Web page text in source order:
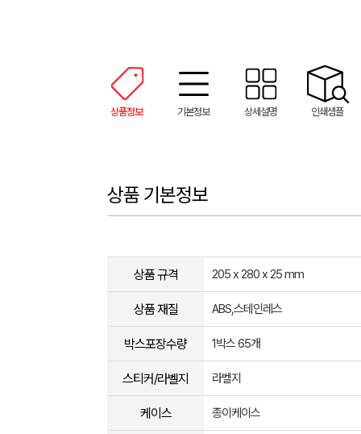
상품정보 기본정보 상세설명 인쇄샘플
상품 기본정보
상품 규격 205 x 280 x 25 mm
상품 재질 ABS,스테인레스
박스포장수량 1박스 65개
스티커/라벨지 라벨지
케이스 종이케이스